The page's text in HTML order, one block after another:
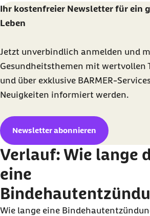
Ihr kostenfreier Newsletter für ein
Leben
Jetzt unverbindlich anmelden und
Gesundheitsthemen mit wertvollen
und über exklusive BARMER-
Neuigkeiten informiert werden.
Newsletter abonnieren
Verlauf: Wie lange
eine
Wie lange eine